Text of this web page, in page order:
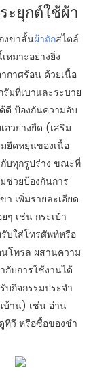
ะยุกต์ใช้ผ้า
งขาสั้นผ้าถักสไตล์
หมาะอย่างยิ่ง
กาศร้อน ด้วยเนื้อ
รัมที่เบาและระบาย
ดี ป้องกันความอับ
อวยางยืด (เสริม
ยืดหยุ่นของเนื้อ
บทุกรูปร่าง ขณะที่
ช่วยป้องกันการ
า เพิ่มรายละเอียด
ๆ เช่น กระเป๋า
บใส่โทรศัพท์หรือ
โทรล ผสานความ
กับการใช้งานได้
บกิจกรรมประจำ
บ้าน) เช่น อ่าน
ทีวี หรือซื้อของชำ